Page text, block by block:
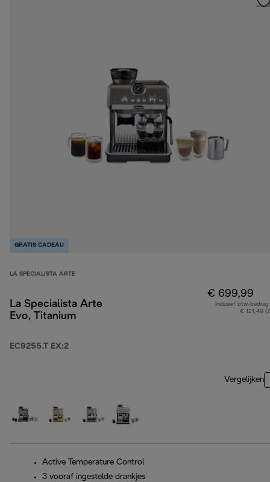
GRATIS CADEAU
LA SPECIALISTA ARTE
La Specialista Arte
Evo, Titanium
EC9255.T EX:2
€ 699,99
Inclusief btw-bedrag
€ 121,49
Vergelijken
Active Temperature Control
3 vooraf ingestelde drankjes